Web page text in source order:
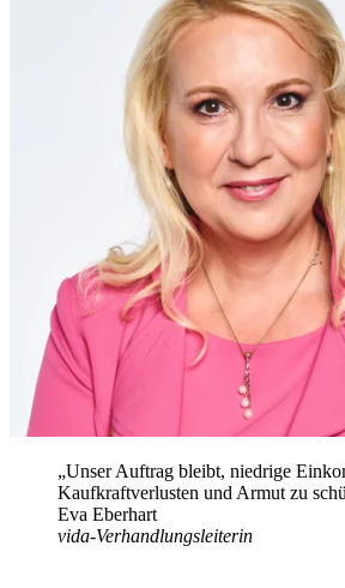
„Unser Auftrag bleibt, niedrige
Kaufkraftverlusten und Armut zu
Eva Eberhart
vida-Verhandlungsleiterin